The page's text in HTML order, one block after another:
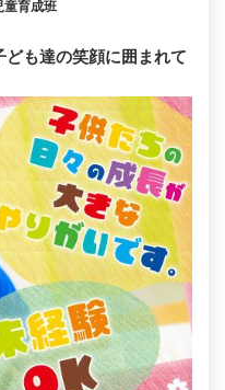
育成班
も達の笑顔に囲まれて